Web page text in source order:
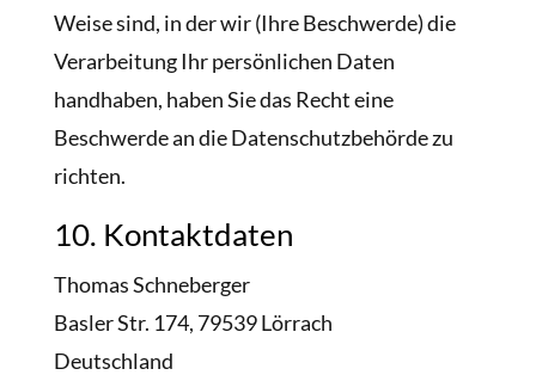
Weise sind, in der wir (Ihre Beschwerde) die
Verarbeitung Ihr persönlichen Daten
handhaben, haben Sie das Recht eine
Beschwerde an die Datenschutzbehörde zu
richten.
10. Kontaktdaten
Thomas Schneberger
Basler Str. 174, 79539 Lörrach
Deutschland